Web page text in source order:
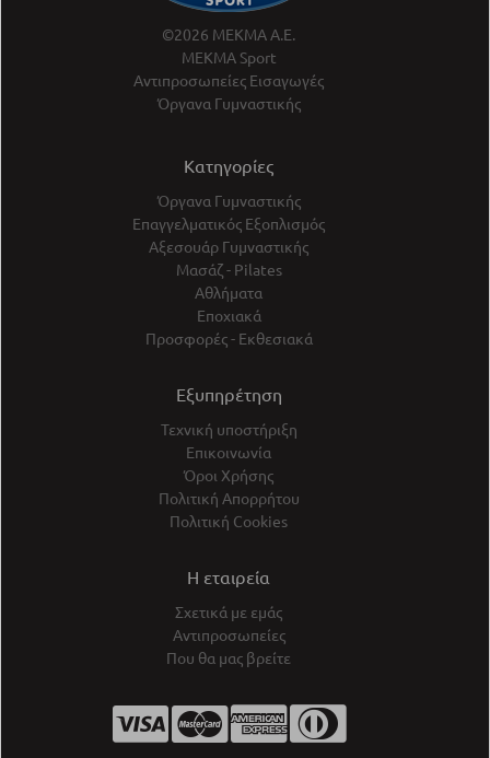
©2026 ΜΕΚΜΑ Α.Ε.
ΜΕΚΜΑ Sport
Αντιπροσωπείες Εισαγωγές
Όργανα Γυμναστικής
Κατηγορίες
Όργανα Γυμναστικής
Επαγγελματικός Εξοπλισμός
Αξεσουάρ Γυμναστικής
Μασάζ - Pilates
Αθλήματα
Εποχιακά
Προσφορές - Εκθεσιακά
Εξυπηρέτηση
Τεχνική υποστήριξη
Επικοινωνία
Όροι Χρήσης
Πολιτική Απορρήτου
Πολιτική Cookies
Η εταιρεία
Σχετικά με εμάς
Αντιπροσωπείες
Που θα μας βρείτε